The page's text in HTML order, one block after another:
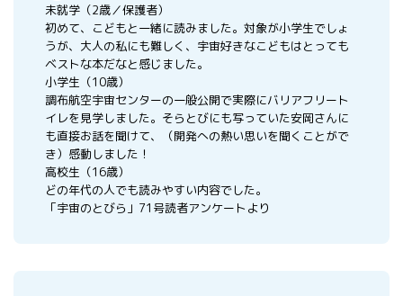
未就学（2歳／保護者）
初めて、こどもと一緒に読みました。対象が小学生でしょ
うが、大人の私にも難しく、宇宙好きなこどもはとっても
ベストな本だなと感じました。
小学生（10歳）
調布航空宇宙センターの一般公開で実際にバリアフリート
イレを見学しました。そらとびにも写っていた安岡さんに
も直接お話を聞けて、（開発への熱い思いを聞くことがで
き）感動しました！
高校生（16歳）
どの年代の人でも読みやすい内容でした。
「宇宙のとびら」71号読者アンケートより